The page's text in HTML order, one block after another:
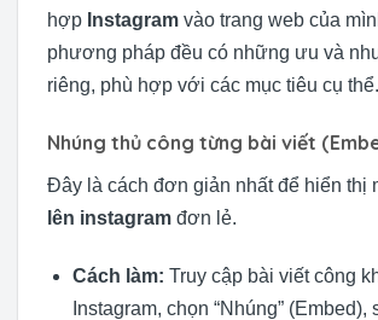
hợp Instagram vào trang web của
phương pháp đều có những ưu và
riêng, phù hợp với các mục tiêu cụ thể.
Nhúng thủ công từng bài viết
Đây là cách đơn giản nhất để hiển thị
lên instagram đơn lẻ.
Cách làm: Truy cập bài viết công
Instagram, chọn “Nhúng” (Embed),